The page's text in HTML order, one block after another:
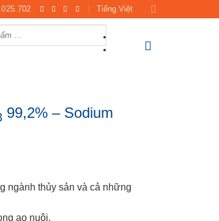
Tiếng Việt
99,2% – Sodium
ngành thủy sản và cả những
ao nuôi.